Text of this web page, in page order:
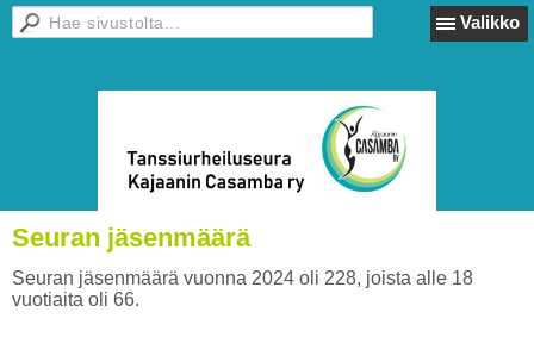
Valikko
Seuran jäsenmäärä
Seuran jäsenmäärä vuonna 2024 oli 228, joista alle 18
vuotiaita oli 66.